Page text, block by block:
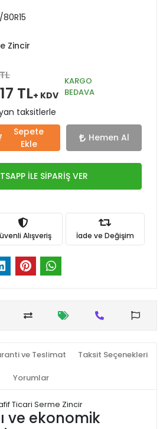
Zincir
TL+ KDV
KARGO
BEDAVA
taksitlerle
Sepete
Ekle
Hemen Al
İLE SİPARİŞ VER
Alışveriş İade ve Değişim
ve Teslimat Taksit Seçenekleri
Yorumlar
Ticari Serme Zincir
ve ekonomik